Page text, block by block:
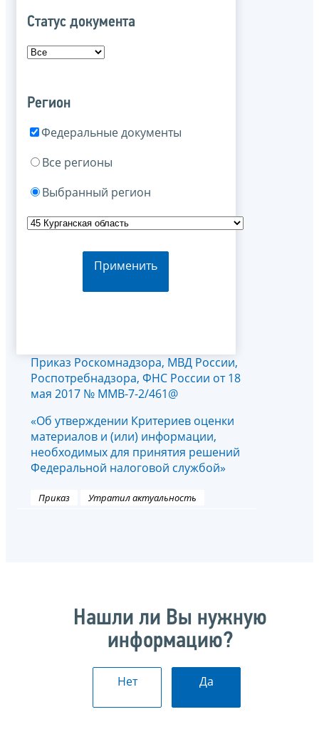
Статус документа
Регион
Федеральные документы
Все регионы
Выбранный регион
Применить
Приказ Роскомнадзора, МВД России,
Роспотребнадзора, ФНС России от 18
мая 2017 № ММВ-7-2/461@
«Об утверждении Критериев оценки
материалов и (или) информации,
необходимых для принятия решений
Федеральной налоговой службой»
Приказ Утратил актуальность
Нашли ли Вы нужную
информацию?
Нет Да